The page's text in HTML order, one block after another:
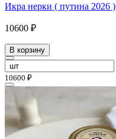
Икра нерки ( путина 2026 )
10600 ₽
В корзину
10600 ₽